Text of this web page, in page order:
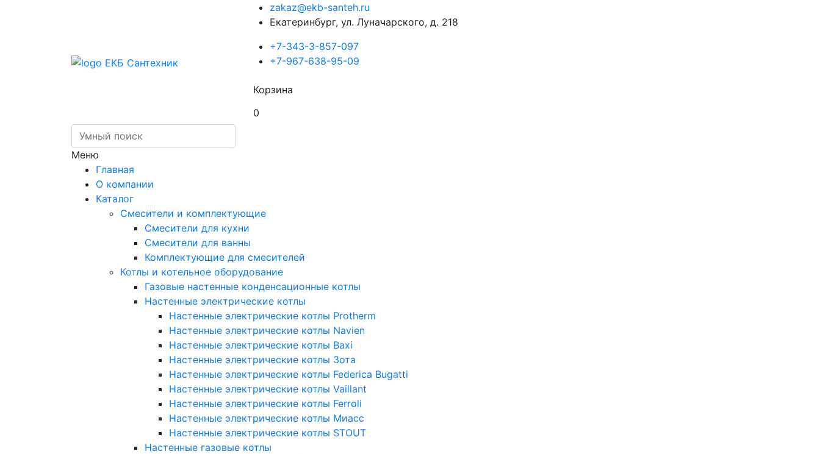
zakaz@ekb-santeh.ru
Екатеринбург, ул. Луначарского, д. 218
+7-343-3-857-097
+7-967-638-95-09
Корзина
0
Меню
Главная
О компании
Каталог
Смесители и комплектующие
Смесители для кухни
Смесители для ванны
Комплектующие для смесителей
Котлы и котельное оборудование
Газовые настенные конденсационные котлы
Настенные электрические котлы
Настенные электрические котлы Protherm
Настенные электрические котлы Navien
Настенные электрические котлы Baxi
Настенные электрические котлы Зота
Настенные электрические котлы Federica Bugatti
Настенные электрические котлы Vaillant
Настенные электрические котлы Ferroli
Настенные электрические котлы Миасс
Настенные электрические котлы STOUT
Настенные газовые котлы